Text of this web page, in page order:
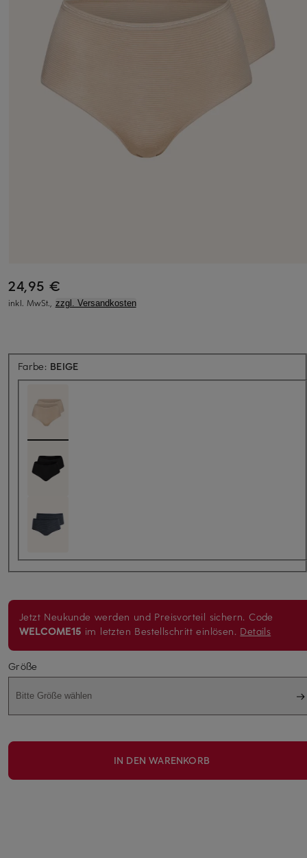
24,95 €
inkl. MwSt., zzgl. Versandkosten
Farbe: BEIGE
Jetzt Neukunde werden und Preisvorteil sichern. Code
WELCOME15 im letzten Bestellschritt einlösen. Details
Größe
Bitte Größe wählen
IN DEN WARENKORB